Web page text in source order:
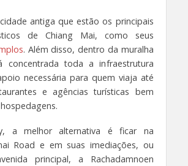
antiga que estão os principais
de Chiang Mai, como seus
. Além disso, dentro da muralha
concentrada toda a infraestrutura
necessária para quem viaja até
e agências turísticas bem
a melhor alternativa é ficar na
Road e em suas imediações, ou
principal, a Rachadamnoen